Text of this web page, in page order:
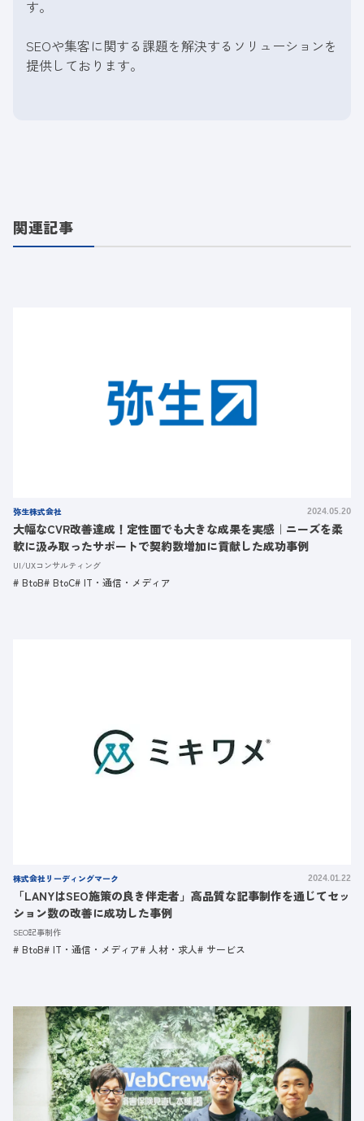
す。
SEOや集客に関する課題を解決するソリューションを
提供しております。
関連記事
弥生株式会社 2024.05.20
大幅なCVR改善達成！定性面でも大きな成果を実感｜ニーズを柔
軟に汲み取ったサポートで契約数増加に貢献した成功事例
UI/UXコンサルティング
BtoB BtoC IT・通信・メディア
株式会社リーディングマーク 2024.01.22
「LANYはSEO施策の良き伴走者」高品質な記事制作を通じてセッ
ション数の改善に成功した事例
SEO記事制作
BtoB IT・通信・メディア 人材・求人 サービス